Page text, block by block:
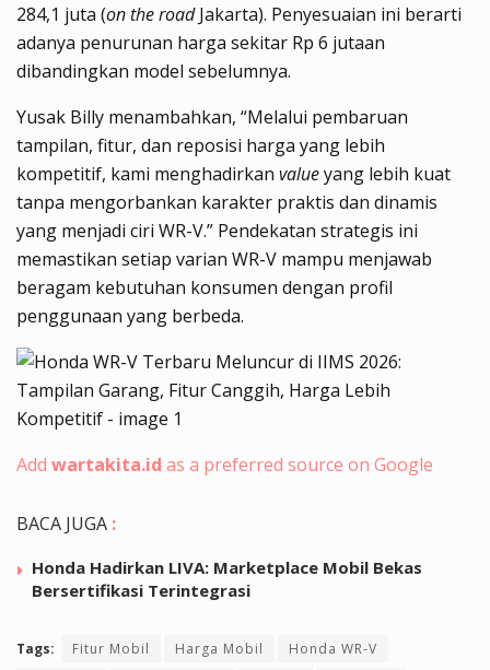
284,1 juta (on the roadJakarta). Penyesuaian ini berarti
adanya penurunan harga sekitar Rp 6 jutaan
dibandingkan model sebelumnya.
Yusak Billy menambahkan, “Melalui pembaruan
tampilan, fitur, dan reposisi harga yang lebih
kompetitif, kami menghadirkan valueyang lebih kuat
tanpa mengorbankan karakter praktis dan dinamis
yang menjadi ciri WR-V.” Pendekatan strategis ini
memastikan setiap varian WR-V mampu menjawab
beragam kebutuhan konsumen dengan profil
penggunaan yang berbeda.
Add wartakita.id as a preferred source on Google
BACA JUGA :
Honda Hadirkan LIVA: Marketplace Mobil Bekas
Bersertifikasi Terintegrasi
Tags: Fitur Mobil Harga Mobil Honda WR-V